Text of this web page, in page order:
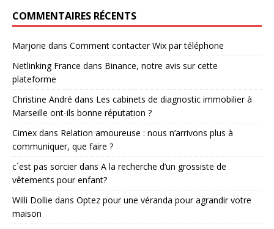
COMMENTAIRES RÉCENTS
Marjorie dans Comment contacter Wix par téléphone
Netlinking France dans Binance, notre avis sur cette
plateforme
Christine André dans Les cabinets de diagnostic immobilier à
Marseille ont-ils bonne réputation ?
Cimex dans Relation amoureuse : nous n’arrivons plus à
communiquer, que faire ?
c´est pas sorcierdans A la recherche d’un grossiste de
vêtements pour enfant?
Willi Dollie dans Optez pour une véranda pour agrandir votre
maison